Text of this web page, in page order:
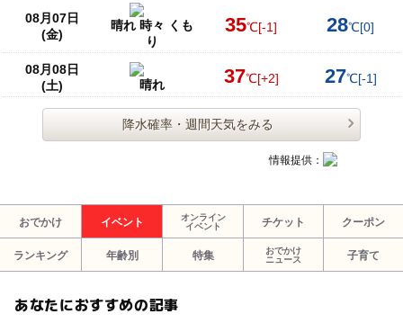
08月07日
(金)
晴れ 時々 くも
り
35℃[-1] 28℃[0]
08月08日
(土)
晴れ 37℃[+2] 27℃[-1]
降水確率・週間天気をみる
情報提供：
おでかけ イベント
オンライン
イベント
チケット クーポン
ランキング 年齢別 特集
おでかけ
ニュース
子育て
あなたにおすすめの記事